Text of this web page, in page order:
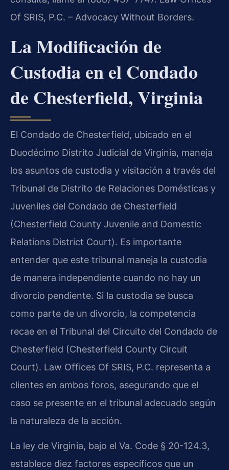
Of SRIS, P.C. – Advocacy Without Borders.
La Modificación de
Custodia en el Condado
de Chesterfield, Virginia
El Condado de Chesterfield, ubicado en el
Duodécimo Distrito Judicial de Virginia, maneja
los asuntos de custodia y visitación a través del
Tribunal de Distrito de Relaciones Domésticas y
Juveniles del Condado de Chesterfield
(Chesterfield County Juvenile and Domestic
Relations District Court). Es importante
entender que este tribunal maneja la custodia
de manera independiente cuando no hay un
divorcio pendiente. Si la custodia se busca
como parte de un divorcio, la competencia
recae en el Tribunal del Circuito del Condado de
Chesterfield (Chesterfield County Circuit
Court). Law Offices Of SRIS, P.C. representa a
clientes en ambos foros, asegurando que el
caso se presente en el tribunal adecuado según
la naturaleza de la acción.
La ley de Virginia, bajo el Va. Code § 20-124.3,
establece diez factores específicos que un